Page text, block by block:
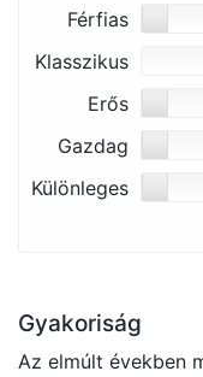
Férfias
Klasszikus
Erős
Gazdag
Különleges
Gyakoriság
Az elmúlt években